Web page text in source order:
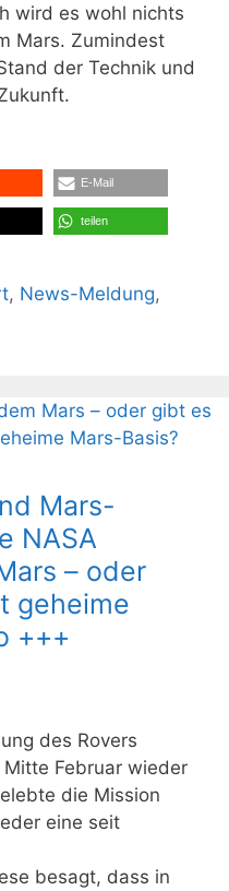
wird es wohl nichts
Mars. Zumindest
der Technik und
E-Mail
teilen
, News-Meldung,
Mars-
NASA
– oder
geheime
+++
des Rovers
Mitte Februar wieder
die Mission
eine seit
besagt, dass in